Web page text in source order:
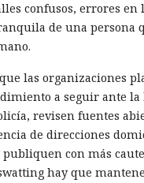
servidores de GitHub
del proceso
nunca llegaban a
contrato inteligente
alternativo se
la descripción «Shai-
contabilizó más de
se emplearon de
confusos, errores en
de una persona
las organizaciones
a seguir ante la
revisen fuentes
de direcciones
publiquen con más
hay que